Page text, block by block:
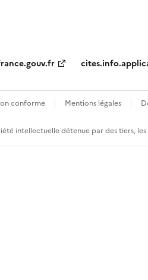
conforme Mentions légales
intellectuelle détenue par des tiers,